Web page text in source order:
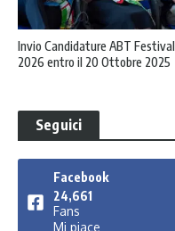
Invio Candidature ABT Festival
2026 entro il 20 Ottobre 2025
Seguici
Facebook
24,661
Fans
Mi piace